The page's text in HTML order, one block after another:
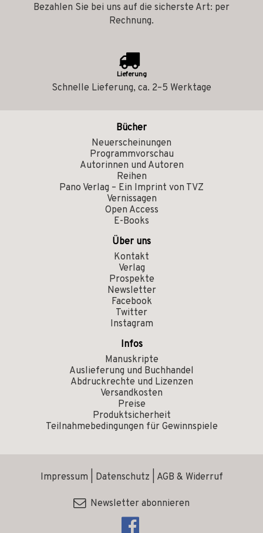
Bezahlen Sie bei uns auf die sicherste Art: per
Rechnung.
Lieferung
Schnelle Lieferung, ca. 2–5 Werktage
Bücher
Neuerscheinungen
Programmvorschau
Autorinnen und Autoren
Reihen
Pano Verlag – Ein Imprint von TVZ
Vernissagen
Open Access
E-Books
Über uns
Kontakt
Verlag
Prospekte
Newsletter
Facebook
Twitter
Instagram
Infos
Manuskripte
Auslieferung und Buchhandel
Abdruckrechte und Lizenzen
Versandkosten
Preise
Produktsicherheit
Teilnahmebedingungen für Gewinnspiele
Impressum Datenschutz AGB & Widerruf
Newsletter abonnieren